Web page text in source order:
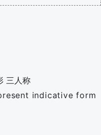
三人称
indicative form